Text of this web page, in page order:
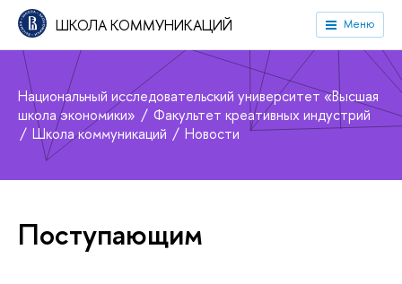
ШКОЛА КОММУНИКАЦИЙ Меню
Национальный исследовательский университет «Высшая
школа экономики»
Факультет креативных индустрий
Школа коммуникаций
Новости
Поступающим